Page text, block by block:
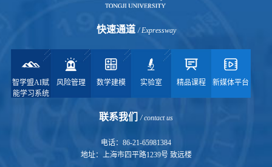
快速通道 / Expressway
智学盟AI赋
能学习系统
风险管理 数学建模 实验室 精品课程 新媒体平台
联系我们 / contact us
电话：86-21-65981384
地址：上海市四平路1239号 致远楼